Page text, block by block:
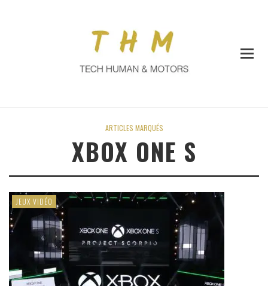
ARTICLES MARQUÉS
XBOX ONE S
JEUX VIDÉO